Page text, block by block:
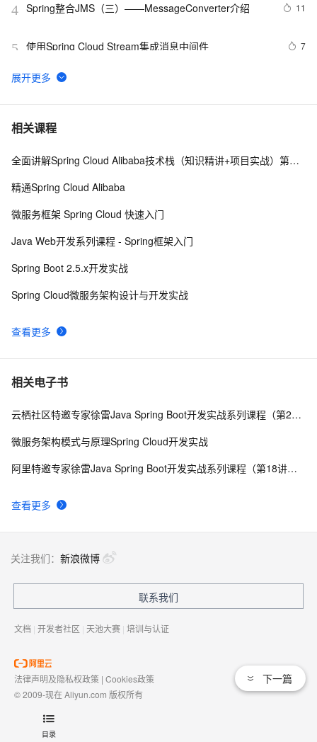
目录
4 Spring整合JMS（三）——MessageConverter介绍 11
5 使用Spring Cloud Stream集成消息中间件 7
6
SpringCloud启动报错：Error creating bean with name
7 spring boot 2以上版本整合mybatis
8 Spring事务传播行为
10spring-boot - demo
相关课程
查看更多
全面讲解Spring Cloud Alibaba技术栈（知识精讲+项目实战）第三阶段
精通Spring Cloud Alibaba
微服务框架 Spring Cloud 快速入门
Java Web开发系列课程 - Spring框架入门
Spring Boot 2.5.x开发实战
Spring Cloud微服务架构设计与开发实战
相关电子书
查看更多
云栖社区特邀专家徐雷Java Spring Boot开发实战系列课程（第20讲）：经典面试题与阿里等名企内部招聘求职面试技巧
微服务架构模式与原理Spring Cloud开发实战
阿里特邀专家徐雷Java Spring Boot开发实战系列课程（第18讲）：制作Java Docker镜像与推送到DockerHub和阿里云Docker仓库
下一篇
关注我们： 新浪微博
联系我们
文档 | 开发者社区 | 天池大赛 | 培训与认证
法律声明及隐私权政策 | Cookies政策
© 2009-现在 Aliyun.com 版权所有
域名注册服务机构许可：